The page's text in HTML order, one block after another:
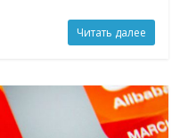
Читать далее